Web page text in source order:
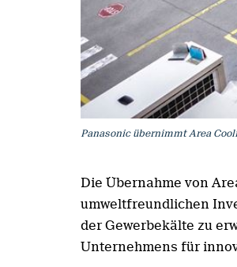
Panasonic übernimmt Area
Die Übernahme von
umweltfreundlichen
der Gewerbekälte zu
Unternehmens für